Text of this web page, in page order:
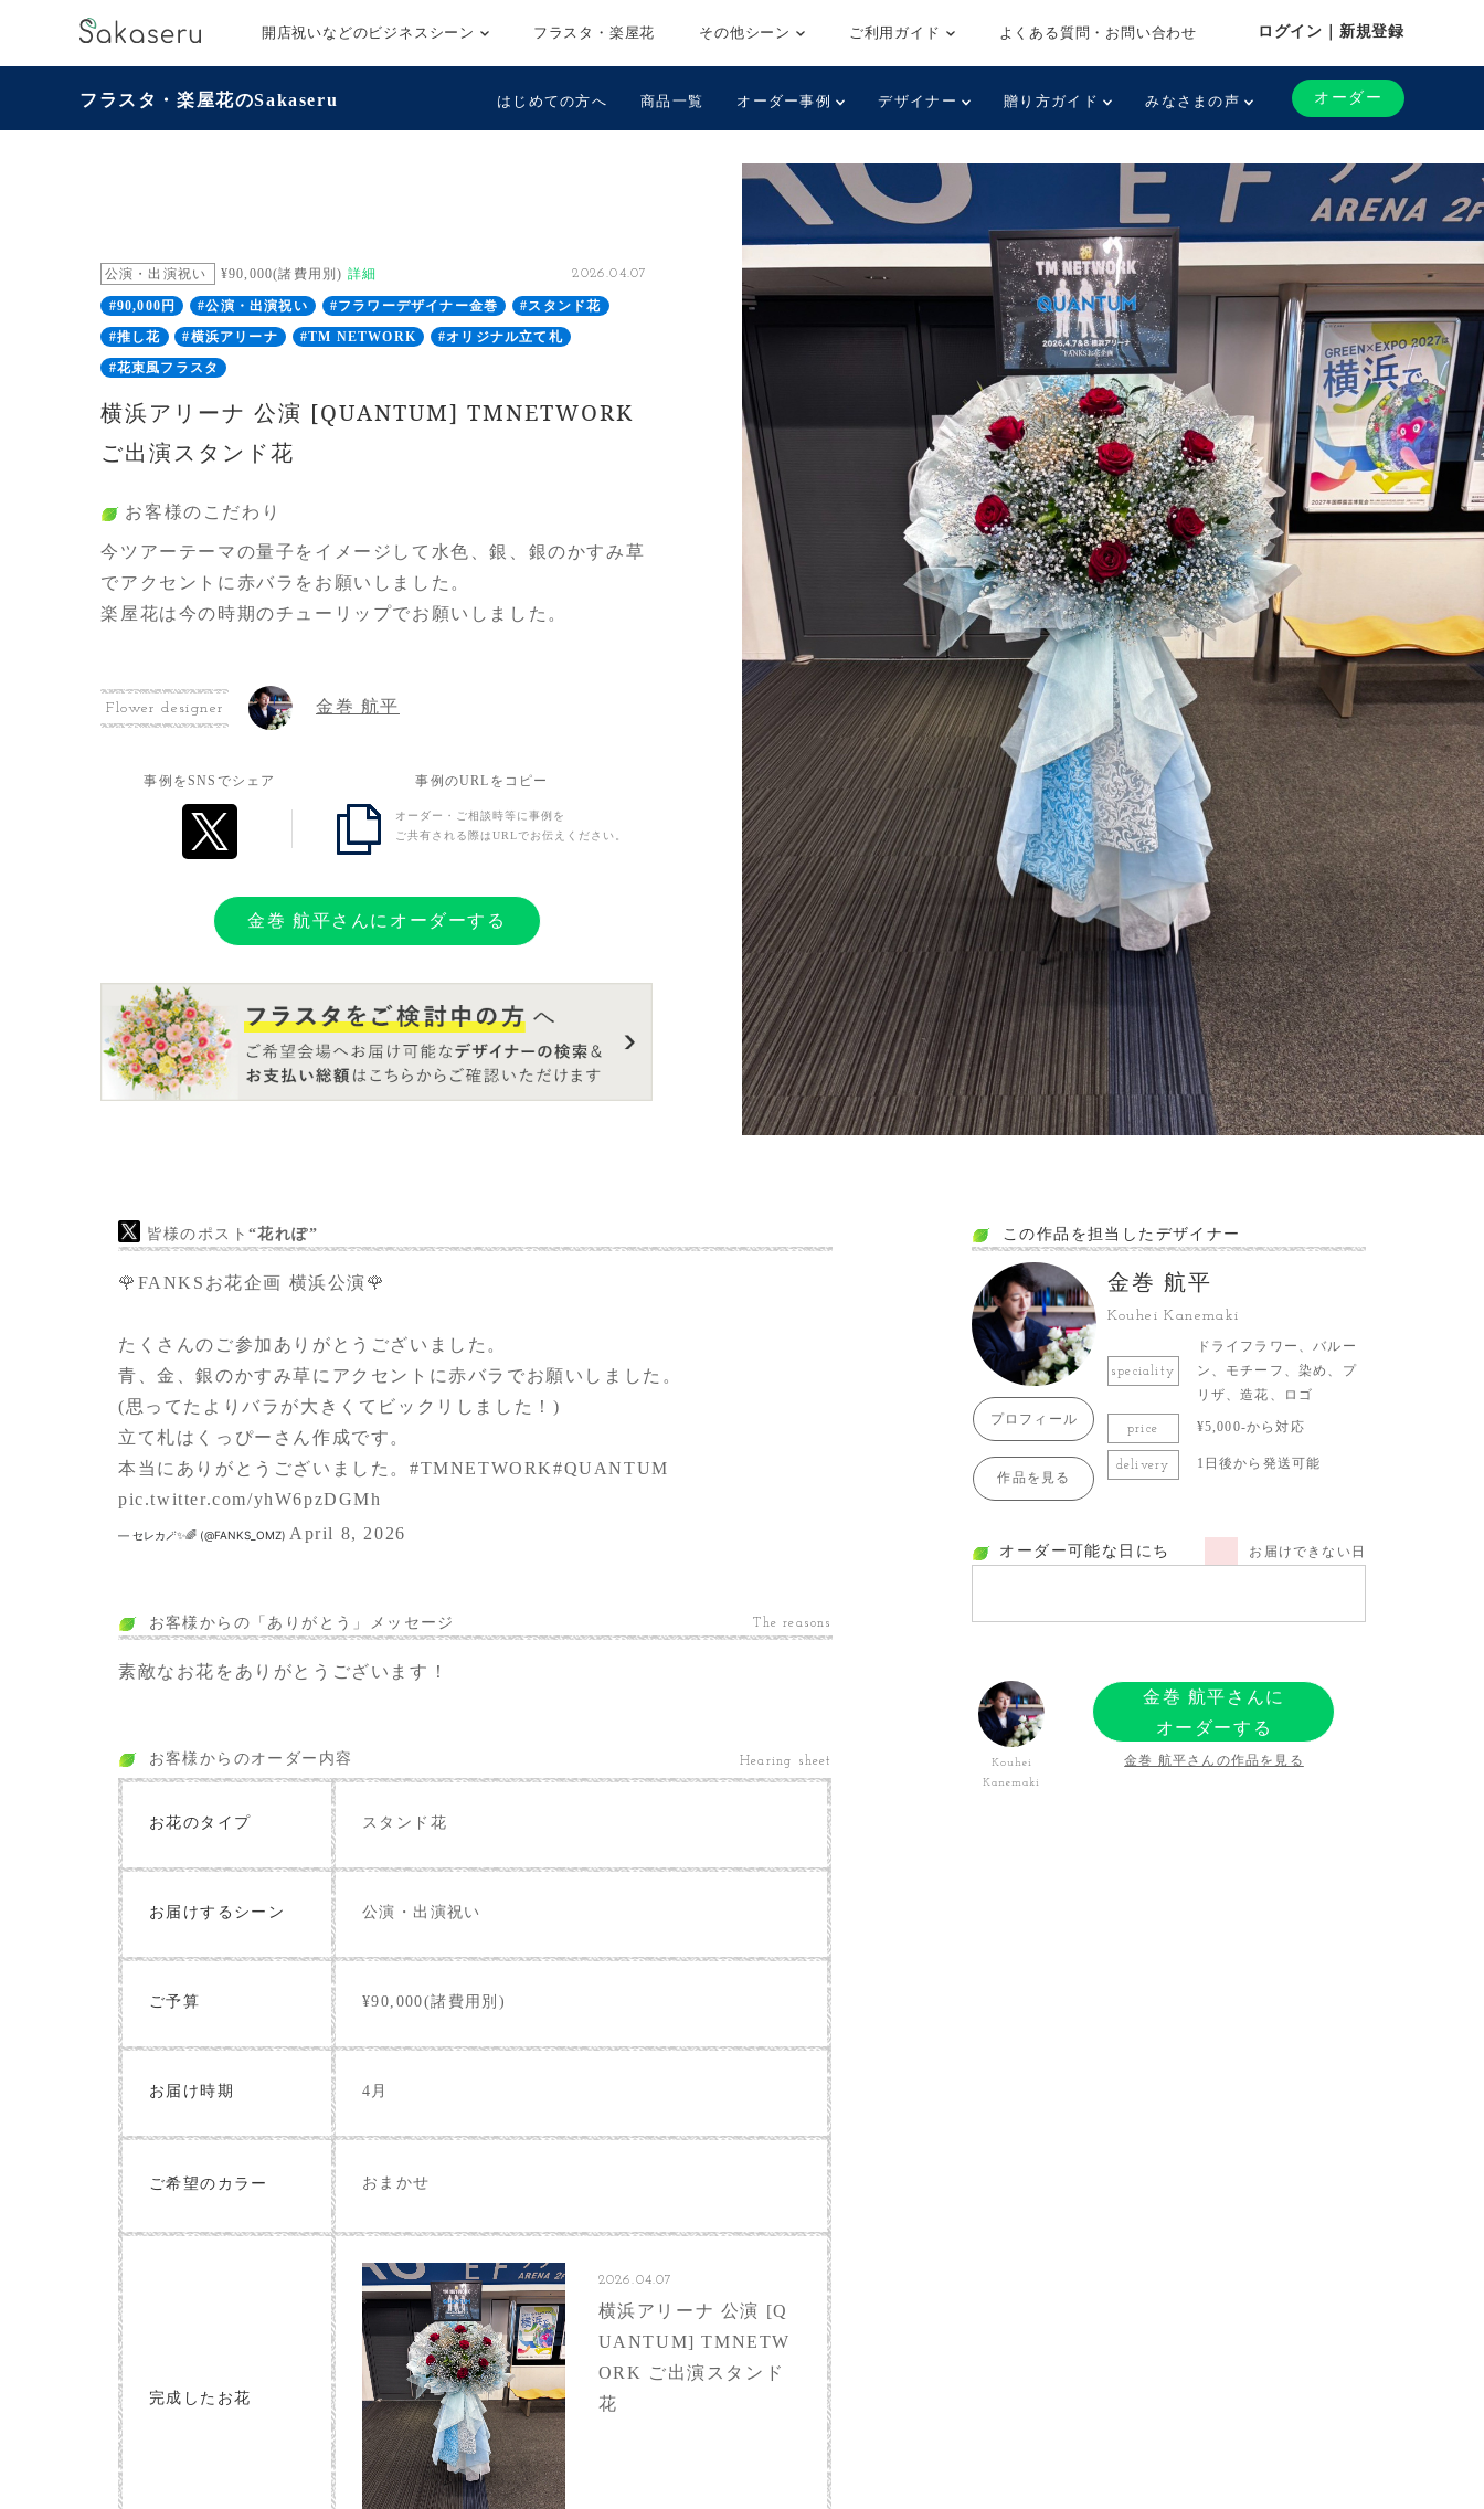
開店祝いなどのビジネスシーン フラスタ・楽屋花 その他シーン ご利用ガイド よくある質問・お問い合わせ ログイン｜新規登録
フラスタ・楽屋花のSakaseru はじめての方へ 商品一覧 オーダー事例 デザイナー 贈り方ガイド みなさまの声 オーダー
公演・出演祝い ¥90,000(諸費用別) 詳細 2026.04.07
#90,000円 #公演・出演祝い #フラワーデザイナー金巻
#スタンド花
#推し花
#横浜アリーナ #TM NETWORK
#オリジナル立て札
#花束風フラスタ
横浜アリーナ 公演 [QUANTUM] TMNETWORK
ご出演スタンド花
お客様のこだわり
今ツアーテーマの量子をイメージして水色、銀、銀のかすみ草
でアクセントに赤バラをお願いしました。
楽屋花は今の時期のチューリップでお願いしました。
Flower designer 金巻 航平
事例をSNSでシェア 事例のURLをコピー
オーダー・ご相談時等に事例を
ご共有される際はURLでお伝えください。
金巻 航平さんにオーダーする
皆様のポスト“花れぽ”
🌹FANKSお花企画 横浜公演🌹
たくさんのご参加ありがとうございました。
青、金、銀のかすみ草にアクセントに赤バラでお願いしました。
(思ってたよりバラが大きくてビックリしました！)
立て札はくっぴーさん作成です。
本当にありがとうございました。#TMNETWORK#QUANTUM
pic.twitter.com/yhW6pzDGMh
— セレカ🪄✨🌈 (@FANKS_OMZ) April 8, 2026
お客様からの「ありがとう」メッセージ The reasons
素敵なお花をありがとうございます！
お客様からのオーダー内容 Hearing sheet
お花のタイプ スタンド花
お届けするシーン 公演・出演祝い
ご予算 ¥90,000(諸費用別)
お届け時期 4月
ご希望のカラー おまかせ
完成したお花
2026.04.07
横浜アリーナ 公演 [Q
UANTUM] TMNETW
ORK ご出演スタンド
花
この作品を担当したデザイナー
プロフィール
作品を見る
金巻 航平
Kouhei Kanemaki
speciality
ドライフラワー、バルー
ン、モチーフ、染め、プ
リザ、造花、ロゴ
price ¥5,000-から対応
delivery 1日後から発送可能
オーダー可能な日にち お届けできない日
Kouhei
Kanemaki
金巻 航平さんに
オーダーする
金巻 航平さんの作品を見る